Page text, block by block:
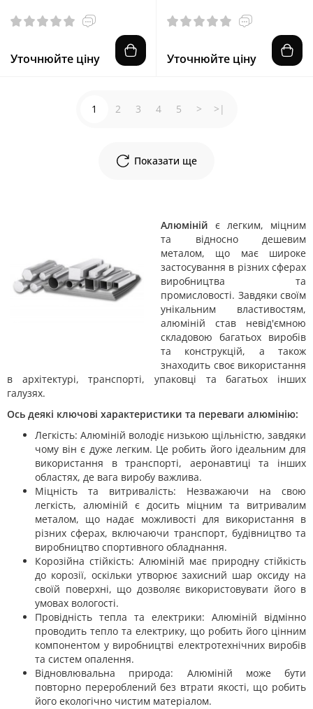
Уточнюйте ціну Уточнюйте ціну
Показати ще
1 2 3 4 5 > >|
Алюміній є легким, міцним
та відносно дешевим
металом, що має широке
застосування в різних сферах
виробництва та
промисловості. Завдяки своїм
унікальним властивостям,
алюміній став невід'ємною
складовою багатьох виробів
та конструкцій, а також
знаходить своє використання
в архітектурі, транспорті, упаковці та багатьох інших
галузях.
Ось деякі ключові характеристики та переваги алюмінію:
Легкість: Алюміній володіє низькою щільністю, завдяки
чому він є дуже легким. Це робить його ідеальним для
використання в транспорті, аеронавтиці та інших
областях, де вага виробу важлива.
Міцність та витривалість: Незважаючи на свою
легкість, алюміній є досить міцним та витривалим
металом, що надає можливості для використання в
різних сферах, включаючи транспорт, будівництво та
виробництво спортивного обладнання.
Корозійна стійкість: Алюміній має природну стійкість
до корозії, оскільки утворює захисний шар оксиду на
своїй поверхні, що дозволяє використовувати його в
умовах вологості.
Провідність тепла та електрики: Алюміній відмінно
проводить тепло та електрику, що робить його цінним
компонентом у виробництві електротехнічних виробів
та систем опалення.
Відновлювальна природа: Алюміній може бути
повторно перероблений без втрати якості, що робить
його екологічно чистим матеріалом.